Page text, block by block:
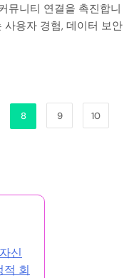
뮤니티 연결을 촉진합니
사용자 경험, 데이터 보안
8 9 10
신
적 회